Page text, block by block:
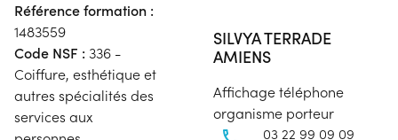
Référence formation :
1483559
Code NSF : 336 -
Coiffure, esthétique et
autres spécialités des
services aux
SILVYA TERRADE
AMIENS
Affichage téléphone
organisme porteur
03 22 99 09 09